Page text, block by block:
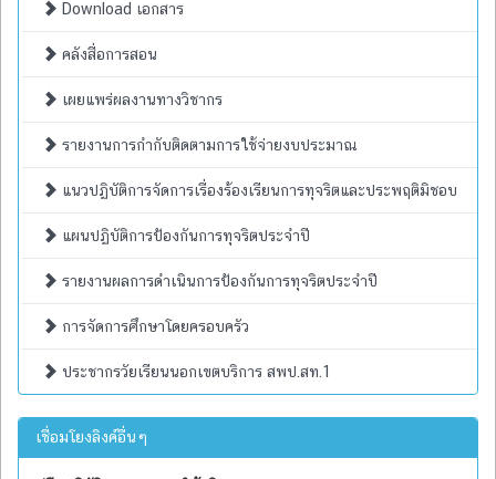
Download เอกสาร
คลังสื่อการสอน
เผยแพร่ผลงานทางวิชากร
รายงานการกำกับติดตามการใช้จ่ายงบประมาณ
แนวปฏิบัติการจัดการเรื่องร้องเรียนการทุจริตและประพฤติมิชอบ
แผนปฏิบัติการป้องกันการทุจริตประจำปี
รายงานผลการดำเนินการป้องกันการทุจริตประจำปี
การจัดการศึกษาโดยครอบครัว
ประชากรวัยเรียนนอกเขตบริการ สพป.สท.1
เชื่อมโยงลิงค์อื่นๆ